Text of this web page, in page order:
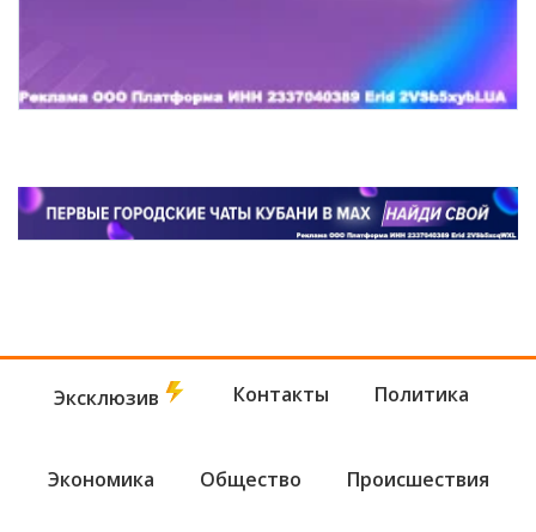
Эксклюзив Контакты Политика
Экономика Общество Происшествия